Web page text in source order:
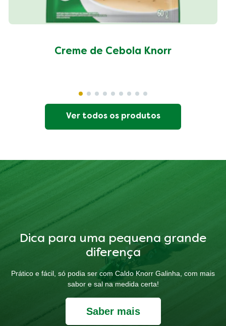
Creme de Cebola Knorr
Ver todos os produtos
Dica para uma pequena grande
diferença
Prático e fácil, só podia ser com Caldo Knorr Galinha, com mais
sabor e sal na medida certa!
Saber mais